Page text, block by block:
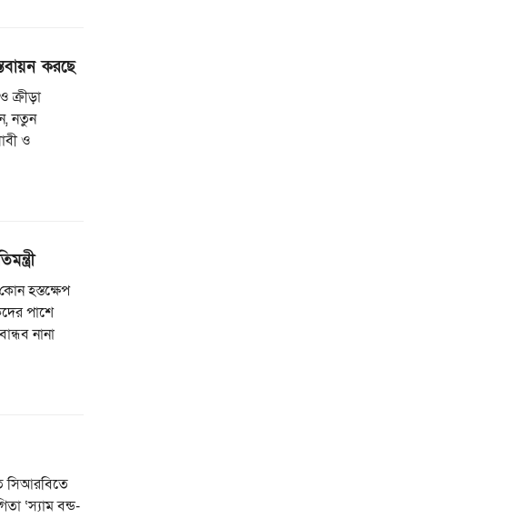
করছে
ক্রীড়া
নতুন
ও
হস্তক্ষেপ
পাশে
নানা
সিআরবিতে
‘স্যাম বন্ড-